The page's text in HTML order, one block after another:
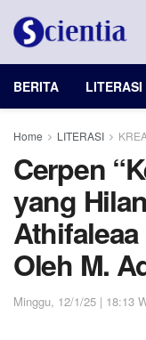
BERITA LITERASI
Home LITERASI
Cerpen
yang
Oleh M.
Minggu, 12/1/25 | 18:13